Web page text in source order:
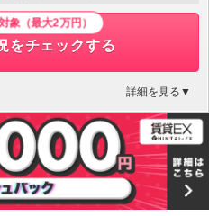
象（最大2万円）
をチェックする
詳細を見る▼